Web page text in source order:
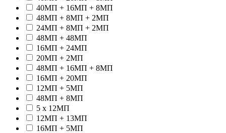
40МП + 16МП + 8МП
48МП + 8МП + 2МП
24МП + 8МП + 2МП
48МП + 48МП
16МП + 24МП
20МП + 2МП
48МП + 16МП + 8МП
16МП + 20МП
12МП + 5МП
48МП + 8МП
5 x 12МП
12МП + 13МП
16МП + 5МП